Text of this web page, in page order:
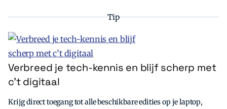
Tip
Verbreed je tech-kennis en blijf scherp met
c’t digitaal
Krijg direct toegang tot alle beschikbare edities op je laptop,